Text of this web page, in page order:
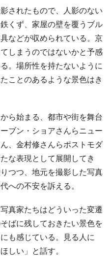
されたもので、人影のない
くず、家屋の壁を覆うブル
などが収められている。京
しまうのではないかと予感
。場所性を持たないように
ことのあるような景色はき
ら始まる、都市や街を舞台
ブン・ショアさんらニュー
、金村修さんらポストモダ
な表現として展開してき
つつ、地元を撮影した写真
への不安を訴える。
真家たちはどういった変遷
ばに残しておきたい景色を
も感じている。見る人に
しい」と話す。